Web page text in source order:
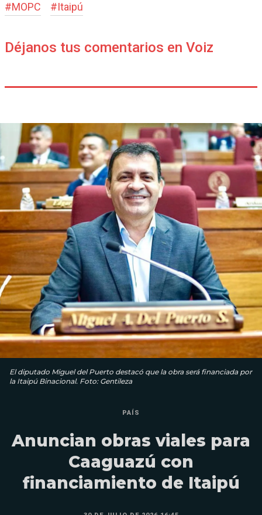
#MOPC #Itaipú
Déjanos tus comentarios en Voiz
El diputado Miguel del Puerto destacó que la obra será financiada por
la Itaipú Binacional. Foto: Gentileza
PAÍS
Anuncian obras viales para
Caaguazú con
financiamiento de Itaipú